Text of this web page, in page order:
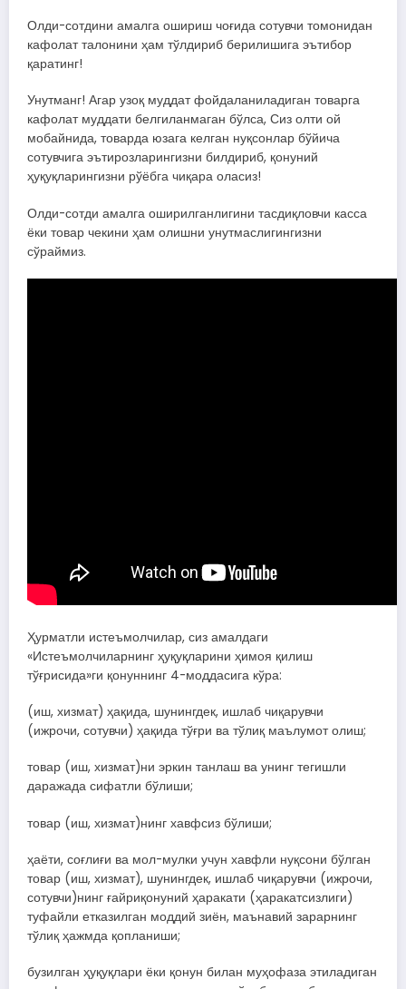
Олди-сотдини амалга ошириш чоғида сотувчи томонидан
кафолат талонини ҳам тўлдириб берилишига эътибор
қаратинг!
Унутманг! Агар узоқ муддат фойдаланиладиган товарга
кафолат муддати белгиланмаган бўлса, Сиз олти ой
мобайнида, товарда юзага келган нуқсонлар бўйича
сотувчига эътирозларингизни билдириб, қонуний
ҳуқуқларингизни рўёбга чиқара оласиз!
Олди-сотди амалга оширилганлигини тасдиқловчи касса
ёки товар чекини ҳам олишни унутмаслигингизни
сўраймиз.
Ҳурматли истеъмолчилар, сиз амалдаги
«Истеъмолчиларнинг ҳуқуқларини ҳимоя қилиш
тўғрисида»ги қонуннинг 4-моддасига кўра:
(иш, хизмат) ҳақида, шунингдек, ишлаб чиқарувчи
(ижрочи, сотувчи) ҳақида тўғри ва тўлиқ маълумот олиш;
товар (иш, хизмат)ни эркин танлаш ва унинг тегишли
даражада сифатли бўлиши;
товар (иш, хизмат)нинг хавфсиз бўлиши;
ҳаёти, соғлиғи ва мол-мулки учун хавфли нуқсони бўлган
товар (иш, хизмат), шунингдек, ишлаб чиқарувчи (ижрочи,
сотувчи)нинг ғайриқонуний ҳаракати (ҳаракатсизлиги)
туфайли етказилган моддий зиён, маънавий зарарнинг
тўлиқ ҳажмда қопланиши;
бузилган ҳуқуқлари ёки қонун билан муҳофаза этиладиган